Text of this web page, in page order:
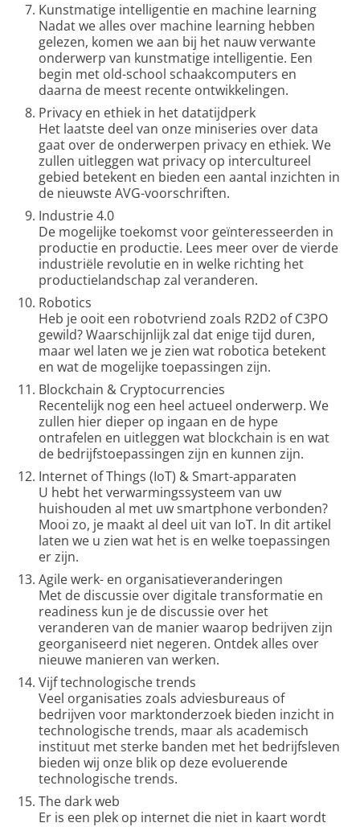
Kunstmatige intelligentie en machine learning
Nadat we alles over machine learning hebben
gelezen, komen we aan bij het nauw verwante
onderwerp van kunstmatige intelligentie. Een
begin met old-school schaakcomputers en
daarna de meest recente ontwikkelingen.
Privacy en ethiek in het datatijdperk
Het laatste deel van onze miniseries over data
gaat over de onderwerpen privacy en ethiek. We
zullen uitleggen wat privacy op intercultureel
gebied betekent en bieden een aantal inzichten in
de nieuwste AVG-voorschriften.
Industrie 4.0
De mogelijke toekomst voor geïnteresseerden in
productie en productie. Lees meer over de vierde
industriële revolutie en in welke richting het
productielandschap zal veranderen.
Robotics
Heb je ooit een robotvriend zoals R2D2 of C3PO
gewild? Waarschijnlijk zal dat enige tijd duren,
maar wel laten we je zien wat robotica betekent
en wat de mogelijke toepassingen zijn.
Blockchain & Cryptocurrencies
Recentelijk nog een heel actueel onderwerp. We
zullen hier dieper op ingaan en de hype
ontrafelen en uitleggen wat blockchain is en wat
de bedrijfstoepassingen zijn en kunnen zijn.
Internet of Things (IoT) & Smart-apparaten
U hebt het verwarmingssysteem van uw
huishouden al met uw smartphone verbonden?
Mooi zo, je maakt al deel uit van IoT. In dit artikel
laten we u zien wat het is en welke toepassingen
er zijn.
Agile werk- en organisatieveranderingen
Met de discussie over digitale transformatie en
readiness kun je de discussie over het
veranderen van de manier waarop bedrijven zijn
georganiseerd niet negeren. Ontdek alles over
nieuwe manieren van werken.
Vijf technologische trends
Veel organisaties zoals adviesbureaus of
bedrijven voor marktonderzoek bieden inzicht in
technologische trends, maar als academisch
instituut met sterke banden met het bedrijfsleven
bieden wij onze blik op deze evoluerende
technologische trends.
The dark web
Er is een plek op internet die niet in kaart wordt